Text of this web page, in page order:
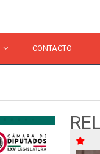
CONTACTO